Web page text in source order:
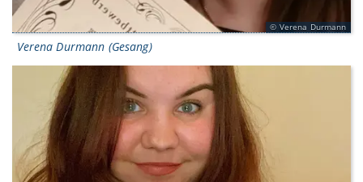
Verena Durmann
Verena Durmann (Gesang)